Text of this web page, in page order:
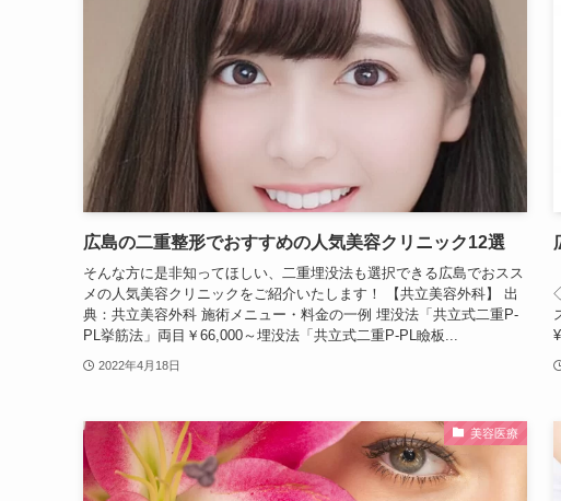
広島の二重整形でおすすめの人気美容クリニック12選
そんな方に是非知ってほしい、二重埋没法も選択できる広島でおスス
メの人気美容クリニックをご紹介いたします！ 【共立美容外科】 出
典：共立美容外科 施術メニュー・料金の一例 埋没法「共立式二重P-
PL挙筋法」両目￥66,000～埋没法「共立式二重P-PL瞼板...
2022年4月18日
美容医療